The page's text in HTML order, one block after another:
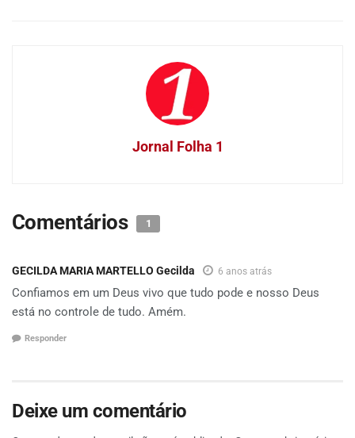
Jornal Folha 1
Comentários 1
GECILDA MARIA MARTELLO Gecilda 6 anos atrás
Confiamos em um Deus vivo que tudo pode e nosso Deus
está no controle de tudo. Amém.
Responder
Deixe um comentário